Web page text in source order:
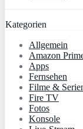
Kategorien
Allgemein
Amazon
Apps
Fernsehen
Filme &
Fire TV
Fotos
Konsole